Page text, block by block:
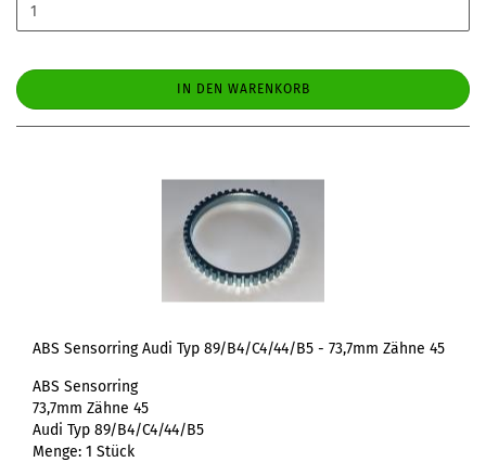
IN DEN WARENKORB
ABS Sensorring Audi Typ 89/B4/C4/44/B5 - 73,7mm Zähne 45
ABS Sensorring
73,7mm Zähne 45
Audi Typ 89/B4/C4/44/B5
Menge: 1 Stück